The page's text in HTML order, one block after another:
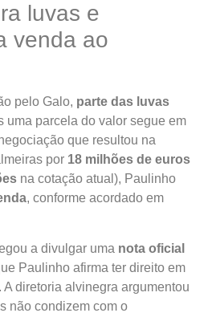
luvas e
venda ao
pelo Galo, parte das luvas
uma parcela do valor segue em
que resultou na
por 18 milhões de euros
na cotação atual), Paulinho
, conforme acordado em
a divulgar uma nota oficial
Paulinho afirma ter direito em
diretoria alvinegra argumentou
não condizem com o